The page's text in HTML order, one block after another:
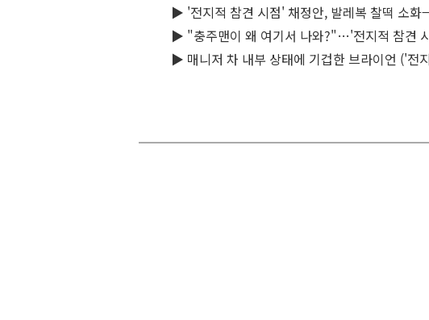
▶ '전지적 참견 시점' 채정안, 발레복 찰떡 소화
▶ "충주맨이 왜 여기서 나와?"…'전지적 참견
▶ 매니저 차 내부 상태에 기겁한 브라이언 ('전